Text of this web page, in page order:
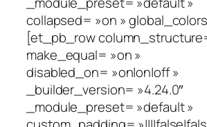
collapsed= »on »
[et_pb_row
make_equal= »on »
disabled_on= »on|on|off »
_builder_version= »4.24.0″
_module_preset= »default »